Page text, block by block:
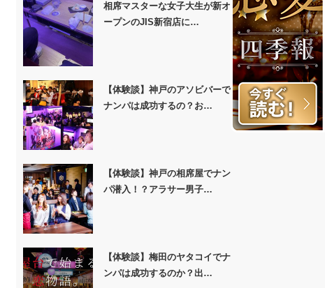
相席マスターな女子大生が新オ
ープンのJIS新宿店に…
【体験談】神戸のアソビバーで
ナンパは成功するの？お…
【体験談】神戸の相席屋でナン
パ潜入！？アラサー男子…
【体験談】梅田のヤタコイでナ
ンパは成功するのか？出…